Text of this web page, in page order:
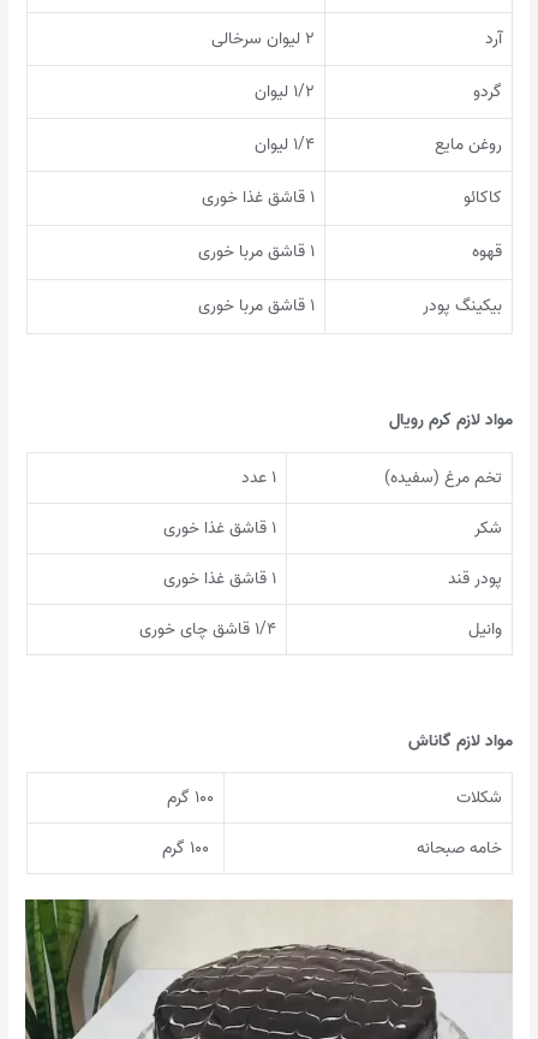
آرد
۲ لیوان سرخالی
گردو
۱/۲ لیوان
روغن مایع
۱/۴ لیوان
کاکائو
۱ قاشق غذا خوری
قهوه ۱ قاشق مربا خوری
بیکینگ پودر ۱ قاشق مربا خوری
مواد لازم کرم رویال
تخم مرغ (سفیده)
۱ عدد
شکر
۱ قاشق غذا خوری
پودر قند
۱ قاشق غذا خوری
وانیل‏
۱/۴ قاشق چای خوری
مواد لازم گاناش
شکلات
۱۰۰ گرم
خامه صبحانه